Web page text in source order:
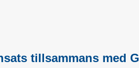
tillsammans med